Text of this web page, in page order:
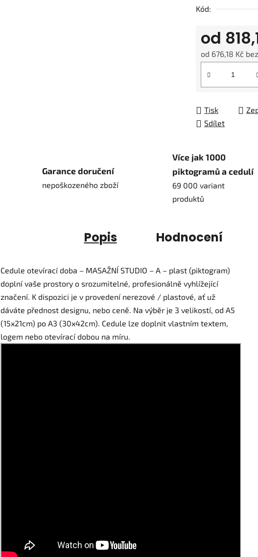
Kód:
od
od 676,18 Kč
Tisk
Sdílet
Garance doručení
nepoškozeného zboží
Více jak 1000
piktogramů a cedulí
69 000 variant
produktů
Popis Hodnocení
Cedule otevírací doba – MASAŽNÍ STUDIO – A – plast (piktogram)
doplní vaše prostory o srozumitelné, profesionálně vyhlížející
značení. K dispozici je v provedení nerezové / plastové, ať už
dáváte přednost designu, nebo ceně. Na výběr je 3 velikostí, od A5
(15x21cm) po A3 (30x42cm). Cedule lze doplnit vlastním textem,
logem nebo otevírací dobou na míru.